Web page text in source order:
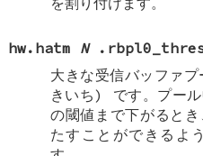
hw.hatm N
大きな受信バッファ
きいち) です。プール
の閾値まで下がると
たすことができるよ